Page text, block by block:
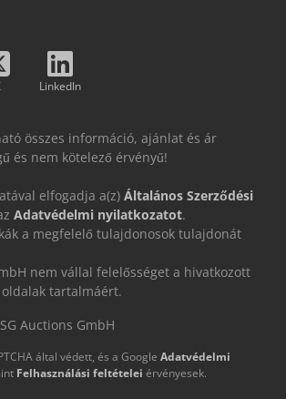
LinkedIn
összes információ, ajánlat és ár
és nem kötelező érvényű!
elfogadja a(z) Általános Szerződési
Adatvédelmi nyilatkozatot.
a megfelelő tulajdonosok tulajdonát
nem vállal felelősséget a hivatkozott
tartalmáért.
Auctions GmbH
által védett, és a Google Adatvédelmi
Felhasználási feltételei érvényesek.